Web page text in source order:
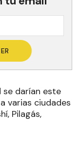
se darían este
varias ciudades
Pilagás,